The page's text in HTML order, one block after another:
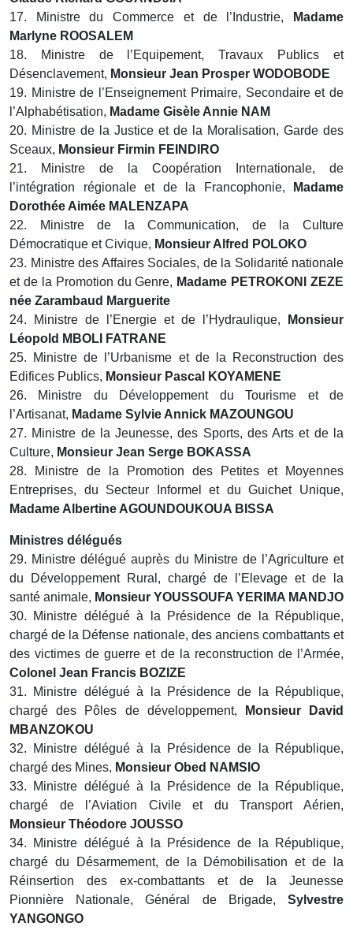
17. Ministre du Commerce et de l’Industrie,
Madame
Marlyne ROOSALEM
18. Ministre de l’Equipement, Travaux Publics et
Désenclavement, Monsieur Jean Prosper WODOBODE
19. Ministre de l’Enseignement Primaire, Secondaire et de
l’Alphabétisation, Madame Gisèle Annie NAM
20. Ministre de la Justice et de la Moralisation, Garde des
Sceaux, Monsieur Firmin FEINDIRO
21. Ministre de la Coopération Internationale, de
l’intégration régionale et de la Francophonie,
Madame
Dorothée Aimée MALENZAPA
22. Ministre de la Communication, de la Culture
Démocratique et Civique, Monsieur Alfred POLOKO
23. Ministre des Affaires Sociales, de la Solidarité nationale
et de la Promotion du Genre, Madame PETROKONI ZEZE
née Zarambaud Marguerite
24. Ministre de l’Energie et de l’Hydraulique, Monsieur
Léopold MBOLI FATRANE
25. Ministre de l’Urbanisme et de la Reconstruction des
Edifices Publics, Monsieur Pascal KOYAMENE
26. Ministre du Développement du Tourisme et de
l’Artisanat, Madame Sylvie Annick MAZOUNGOU
27. Ministre de la Jeunesse, des Sports, des Arts et de la
Culture, Monsieur Jean Serge BOKASSA
28. Ministre de la Promotion des Petites et Moyennes
Entreprises, du Secteur Informel et du Guichet Unique,
Madame Albertine AGOUNDOUKOUA BISSA
Ministres délégués
29. Ministre délégué auprès du Ministre de l’Agriculture et
du Développement Rural, chargé de l’Elevage et de la
santé animale, Monsieur YOUSSOUFA YERIMA MANDJO
30. Ministre délégué à la Présidence de la République,
chargé de la Défense nationale, des anciens combattants et
des victimes de guerre et de la reconstruction de l’Armée,
Colonel Jean Francis BOZIZE
31. Ministre délégué à la Présidence de la République,
chargé des Pôles de développement,
Monsieur David
MBANZOKOU
32. Ministre délégué à la Présidence de la République,
chargé des Mines, Monsieur Obed NAMSIO
33. Ministre délégué à la Présidence de la République,
chargé de l’Aviation Civile et du Transport Aérien,
Monsieur Théodore JOUSSO
34. Ministre délégué à la Présidence de la République,
chargé du Désarmement, de la Démobilisation et de la
Réinsertion des ex-combattants et de la Jeunesse
Pionnière Nationale, Général de Brigade, Sylvestre
YANGONGO